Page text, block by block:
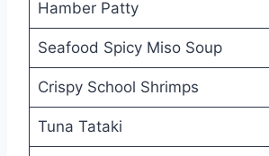
Hamber Patty
Seafood Spicy Miso Soup
Crispy School Shrimps
Tuna Tataki